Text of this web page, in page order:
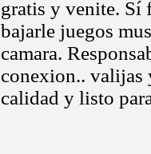
gratis y venite. Sí
bajarle juegos
camara.
conexion.. valijas
calidad y listo